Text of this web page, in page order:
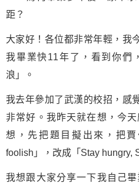
距？
大家好！各位都非常年輕，我
我畢業快11年了，看到你們
浪」。
我去年參加了武漢的校招，感
非常好。我昨天就在想，今
想，先把題目擬出來，把
foolish」，改成「Stay hungry,
我想跟大家分享一下我自己